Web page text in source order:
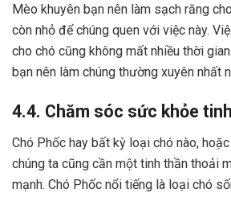
Mèo khuyên bạn nên làm sạch răng
còn nhỏ để chúng quen với việc này.
cho chó cũng không mất nhiều thời
bạn nên làm chúng thường xuyên nhất
4.4. Chăm sóc sức khỏe
Chó Phốc hay bất kỳ loại chó nào,
chúng ta cũng cần một tinh thần thoải
mạnh. Chó Phốc nổi tiếng là loại chó